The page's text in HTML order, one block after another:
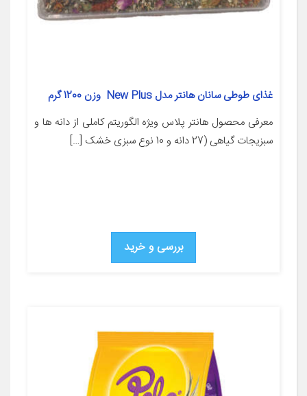
غذای طوطی سانان هانتر مدل New Plus وزن 1200 گرم
معرفی محصول هانتر پلاس ویژه الگوریتم کاملی از دانه ها و
سبزیجات گیاهی (27 دانه و 10 نوع سبزی خشک […]
بررسی و خرید